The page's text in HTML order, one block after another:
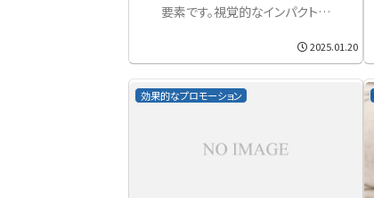
要素です。視覚的なインパクトが
の魅力を短時間で伝える力を持
っています。本記事では、ビジュア
ルを重視した広告クリエイティブ
を交えながら解説していきます。
2025.01.20
効果的なプロモーション